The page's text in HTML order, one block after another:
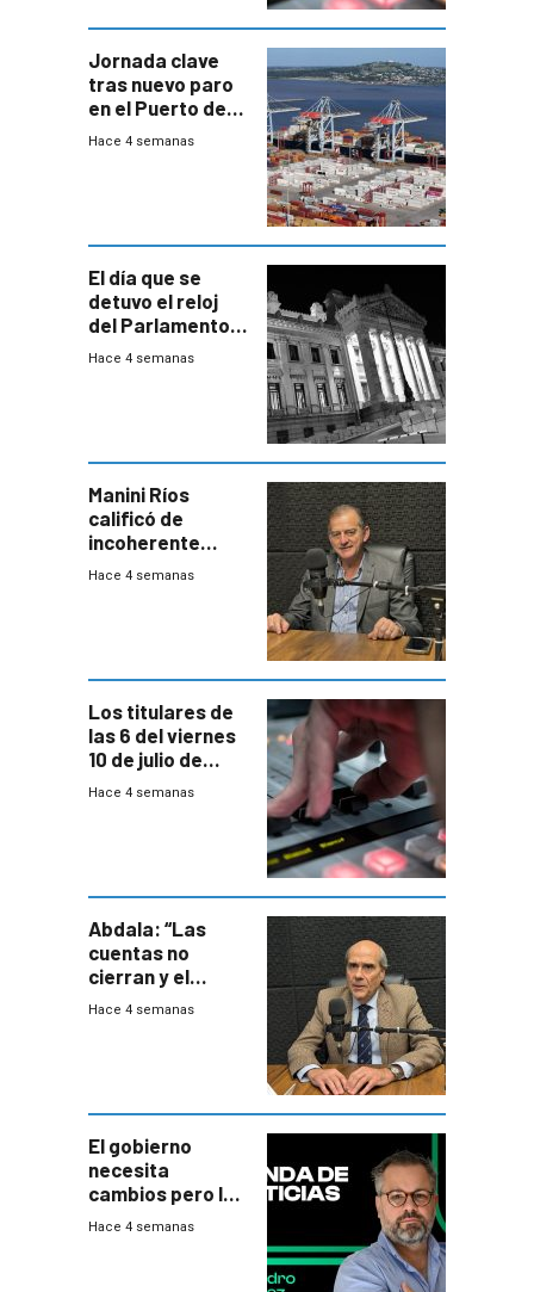
Jornada clave
tras nuevo paro
en el Puerto de
Montevideo
Hace 4 semanas
El día que se
detuvo el reloj
del Parlamento
para negociar
Hace 4 semanas
Manini Ríos
calificó de
incoherente
decisión de
Hace 4 semanas
Los titulares de
las 6 del viernes
10 de julio de
2026
Hace 4 semanas
Abdala: “Las
cuentas no
cierran y el
balance del
Hace 4 semanas
El gobierno
necesita
cambios pero los
ministros tienen
Hace 4 semanas